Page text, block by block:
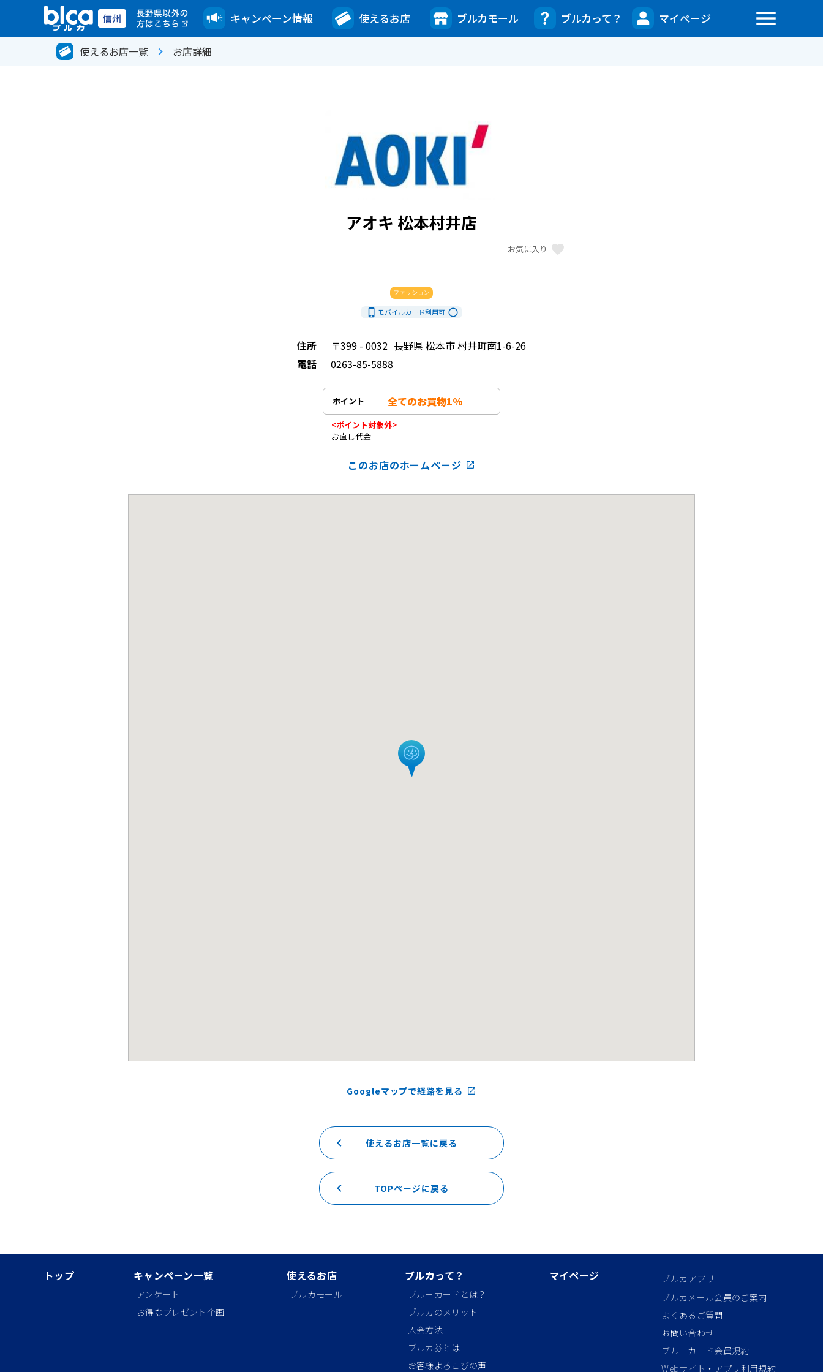
キャンペーン情報 使えるお店 ブルカモール ブルカって？ マイページ menu
使えるお店一覧 お店詳細
アオキ 松本村井店
お気に入り favorite
ファッション
phone_iphone モバイルカード利用可 radio_button_unchecked
住所 〒399 - 0032 長野県 松本市 村井町南1-6-26
電話
0263-85-5888
ポイント 全てのお買物1%
<ポイント対象外>
お直し代金
このお店のホームページ launch
Googleマップで経路を見る launch
使えるお店一覧に戻る
keyboard_arrow_left
TOPページに戻る
keyboard_arrow_left
トップ キャンペーン一覧
アンケート
お得なプレゼント企画
使えるお店
ブルカモール
ブルカって？
ブルーカードとは？
ブルカのメリット
入会方法
ブルカ券とは
お客様よろこびの声
マイページ
ブルカアプリ
ブルカメール会員のご案内
よくあるご質問
お問い合わせ
ブルーカード会員規約
Webサイト・アプリ利用規約